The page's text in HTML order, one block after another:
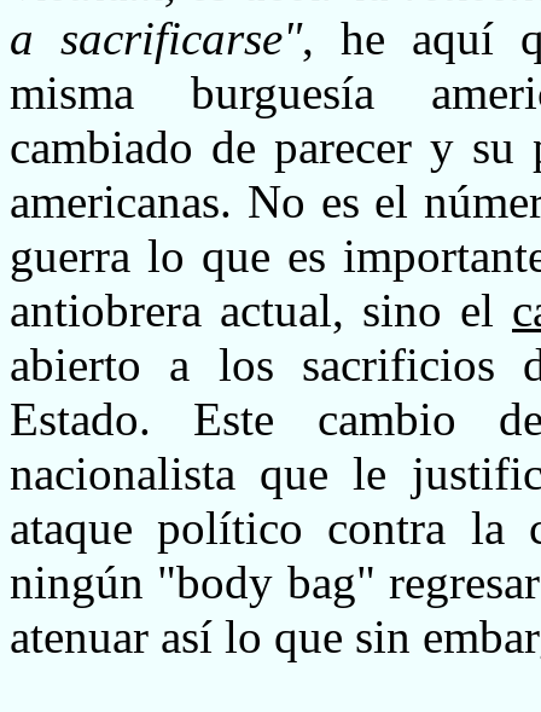
a sacrificarse", he aquí
misma burguesía
cambiado de parecer y
americanas. No es el
guerra lo que es
antiobrera actual, sino el
abierto a los sacrificios
Estado. Este cambio
nacionalista que le
ataque político contra la
ningún "body bag"
atenuar así lo que sin